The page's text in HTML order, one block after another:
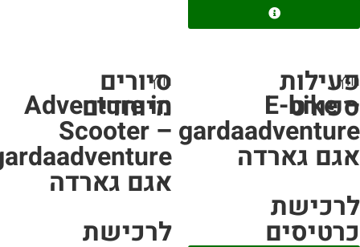
E-bike
גארדה
סיורים
מיוחדים
חוץ
Adventure in
Scooter –
gardaadventure
אגם גארדה
לרכישת